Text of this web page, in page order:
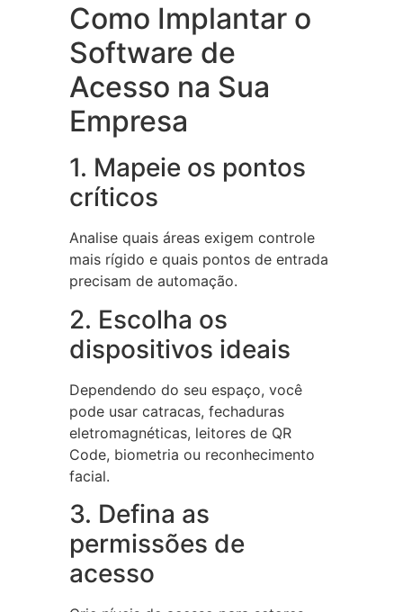
Como Implantar o
Software de
Acesso na Sua
Empresa
1. Mapeie os pontos
críticos
Analise quais áreas exigem controle
mais rígido e quais pontos de entrada
precisam de automação.
2. Escolha os
dispositivos ideais
Dependendo do seu espaço, você
pode usar catracas, fechaduras
eletromagnéticas, leitores de QR
Code, biometria ou reconhecimento
facial.
3. Defina as
permissões de
acesso